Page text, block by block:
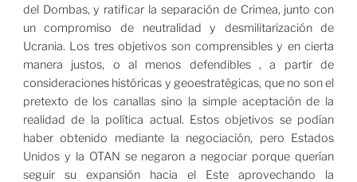
del Dombas, y ratificar la separación de Crimea, junto con
un compromiso de neutralidad y desmilitarización de
Ucrania. Los tres objetivos son comprensibles y en cierta
manera justos, o al menos defendibles , a partir de
consideraciones históricas y geoestratégicas, que no son el
pretexto de los canallas sino la simple aceptación de la
realidad de la política actual. Estos objetivos se podían
haber obtenido mediante la negociación, pero Estados
Unidos y la OTAN se negaron a negociar porque querían
seguir su expansión hacia el Este aprovechando la